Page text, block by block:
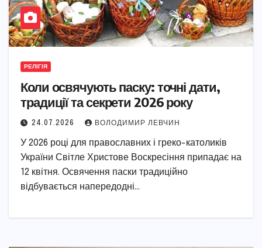
РЕЛІГІЯ
Коли освячують паску: точні дати,
традиції та секрети 2026 року
24.07.2026 ВОЛОДИМИР ЛЕВЧИН
У 2026 році для православних і греко-католиків
України Світле Христове Воскресіння припадає на
12 квітня. Освячення паски традиційно
відбувається напередодні…